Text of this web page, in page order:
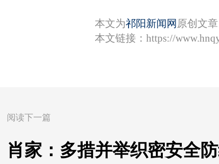
本文为祁阳新闻网 原创文
本文链接： https://
阅读下一篇
肖家：多措并举织密安全